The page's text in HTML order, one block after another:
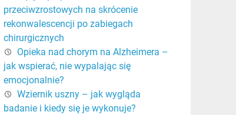
przeciwzrostowych na skrócenie
rekonwalescencji po zabiegach
chirurgicznych
Opieka nad chorym na Alzheimera –
jak wspierać, nie wypalając się
emocjonalnie?
Wziernik uszny – jak wygląda
badanie i kiedy się je wykonuje?